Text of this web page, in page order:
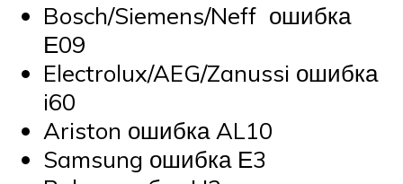
Bosch/Siemens/Neff ошибка
Е09
Electrolux/AEG/Zanussi ошибка
i60
Ariston ошибка AL10
Samsung ошибка Е3